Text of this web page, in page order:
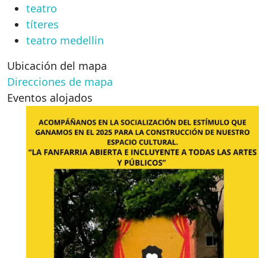
teatro
títeres
teatro medellin
Ubicación del mapa
Direcciones de mapa
Eventos alojados